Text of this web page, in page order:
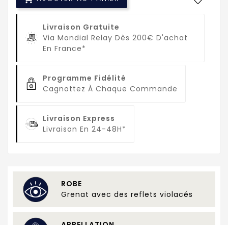
Livraison Gratuite
Via Mondial Relay Dès 200€ D'achat
En France*
Programme Fidélité
Cagnottez À Chaque Commande
Livraison Express
Livraison En 24-48H*
ROBE
Grenat avec des reflets violacés